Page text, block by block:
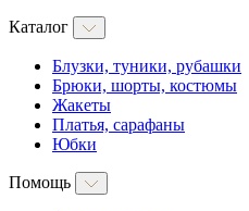
Каталог
Блузки, туники, рубашки
Брюки, шорты, костюмы
Жакеты
Платья, сарафаны
Юбки
Помощь